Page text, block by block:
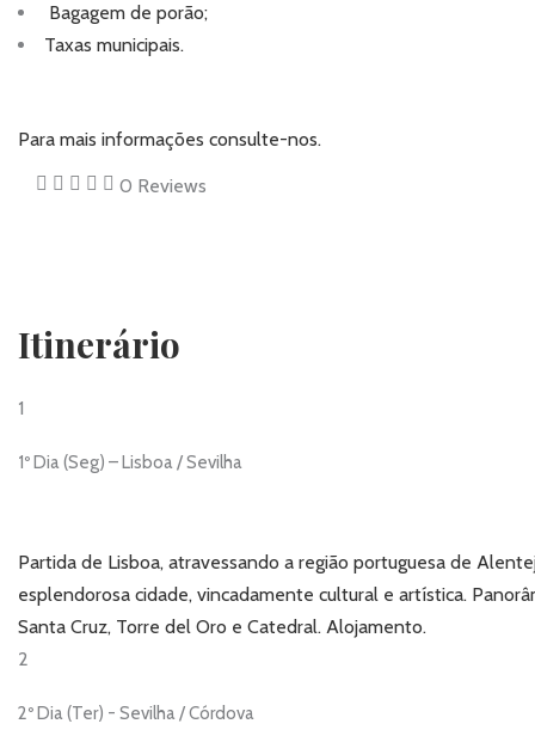
Bagagem de porão;
Taxas municipais.
Para mais informações consulte-nos.
0 Reviews
Itinerário
1
1º Dia (Seg) – Lisboa / Sevilha
Partida de Lisboa, atravessando a região portuguesa de
esplendorosa cidade, vincadamente cultural e artística.
Santa Cruz, Torre del Oro e Catedral. Alojamento.
2
2º Dia (Ter) - Sevilha / Córdova